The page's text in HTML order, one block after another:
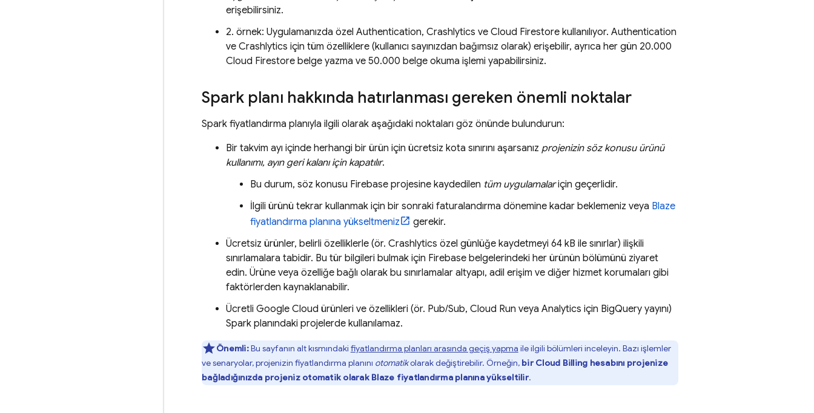
erişebilirsiniz.
2. örnek: Uygulamanızda özel Authentication, Crashlytics ve Cloud Firestore kullanılıyor. Authentication
ve Crashlytics için tüm özelliklere (kullanıcı sayınızdan bağımsız olarak) erişebilir, ayrıca her gün 20.000
Cloud Firestore belge yazma ve 50.000 belge okuma işlemi yapabilirsiniz.
Spark planı hakkında hatırlanması gereken önemli noktalar
Spark fiyatlandırma planıyla ilgili olarak aşağıdaki noktaları göz önünde bulundurun:
Bir takvim ayı içinde herhangi bir ürün için ücretsiz kota sınırını aşarsanız projenizin söz konusu ürünü
kullanımı, ayın geri kalanı için kapatılır.
Bu durum, söz konusu Firebase projesine kaydedilen tüm uygulamalariçin geçerlidir.
İlgili ürünü tekrar kullanmak için bir sonraki faturalandırma dönemine kadar beklemeniz veya Blaze
fiyatlandırma planına yükseltmeniz
gerekir.
Ücretsiz ürünler, belirli özelliklerle (ör. Crashlytics özel günlüğe kaydetmeyi 64 kB ile sınırlar) ilişkili
sınırlamalara tabidir. Bu tür bilgileri bulmak için Firebase belgelerindeki her ürünün bölümünü ziyaret
edin. Ürüne veya özelliğe bağlı olarak bu sınırlamalar altyapı, adil erişim ve diğer hizmet korumaları gibi
faktörlerden kaynaklanabilir.
Ücretli Google Cloud ürünleri ve özellikleri (ör. Pub/Sub, Cloud Run veya Analytics için BigQuery yayını)
Spark planındaki projelerde kullanılamaz.
Önemli:Bu sayfanın alt kısmındaki fiyatlandırma planları arasında geçiş yapma ile ilgili bölümleri inceleyin. Bazı işlemler
ve senaryolar, projenizin fiyatlandırma planını otomatikolarak değiştirebilir. Örneğin, bir Cloud Billing hesabını projenize
bağladığınızda projeniz otomatik olarak Blaze fiyatlandırma planına yükseltilir.